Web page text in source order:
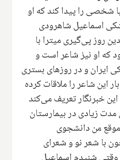
شخصی را پیدا کند که او
اسماعیل شاهرودی
روز پی‌گیری میترا با
که او نیز شاعر است و
ایران و در روزهای بستری
این شاعر را ملاقات کرده
خبرنگار تعریف می‌کند
زیادی در بیمارستان
من دانشجوی
با شعر نو و شعرای